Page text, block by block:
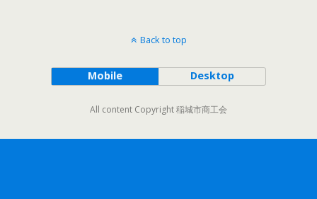
Back to top
Mobile Desktop
All content Copyright 稲城市商工会